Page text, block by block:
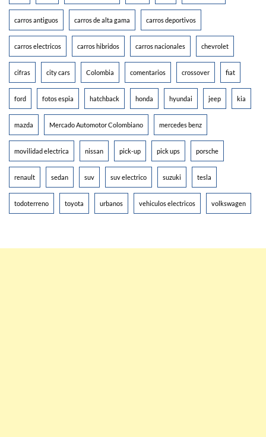
carros antiguos carros de alta gama carros deportivos
carros electricos carros hibridos carros nacionales chevrolet
cifras city cars Colombia comentarios crossover fiat
ford fotos espia hatchback honda hyundai jeep kia
mazda Mercado Automotor Colombiano mercedes benz
movilidad electrica nissan pick-up pick ups porsche
renault sedan suv suv electrico suzuki tesla
todoterreno toyota urbanos vehiculos electricos volkswagen